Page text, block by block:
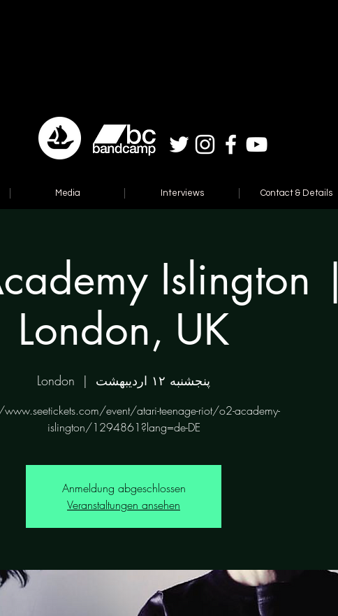
Media Interviews Contact & Details
Islington |
London, UK
پنجشنبه ۱۲ اردیبهشت
  |
London
event/atari-teenage-riot/o2-academy-
islington/1294861?lang=de-DE
Anmeldung abgeschlossen
Veranstaltungen ansehen